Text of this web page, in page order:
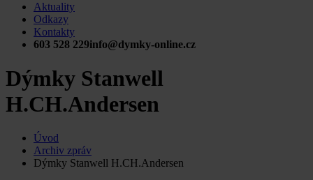
Aktuality
Odkazy
Kontakty
603 528 229info@dymky-online.cz
Dýmky Stanwell
H.CH.Andersen
Úvod
Archiv zpráv
Dýmky Stanwell H.CH.Andersen